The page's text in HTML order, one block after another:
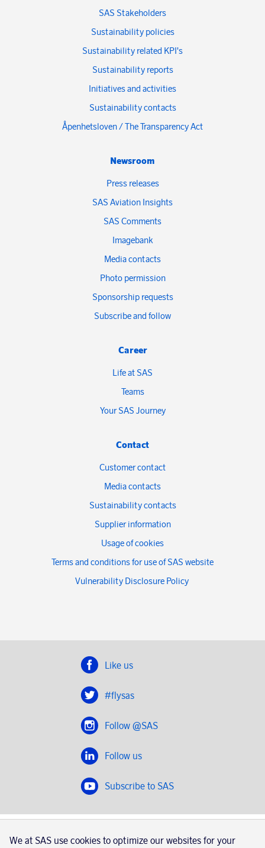
SAS Stakeholders
Sustainability policies
Sustainability related KPI's
Sustainability reports
Initiatives and activities
Sustainability contacts
Åpenhetsloven / The Transparency Act
Newsroom
Press releases
SAS Aviation Insights
SAS Comments
Imagebank
Media contacts
Photo permission
Sponsorship requests
Subscribe and follow
Career
Life at SAS
Teams
Your SAS Journey
Contact
Customer contact
Media contacts
Sustainability contacts
Supplier information
Usage of cookies
Terms and conditions for use of SAS website
Vulnerability Disclosure Policy
Like us
#flysas
Follow @SAS
Follow us
Subscribe to SAS
SAS 2020
We at SAS use cookies to optimize our websites for your